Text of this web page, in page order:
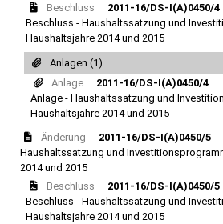
Beschluss
2011-16/DS-I(A)0450/4
Beschluss - Haushaltssatzung und
Haushaltsjahre 2014 und 2015
Anlagen (1)
Anlage
2011-16/DS-I(A)0450/4
Anlage - Haushaltssatzung und
Haushaltsjahre 2014 und 2015
Änderung
2011-16/DS-I(A)0450/5
Haushaltssatzung und
2014 und 2015
Beschluss
2011-16/DS-I(A)0450/5
Beschluss - Haushaltssatzung und
Haushaltsjahre 2014 und 2015